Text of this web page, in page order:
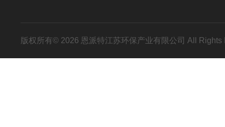
版权所有© 2026 恩派特江苏环保产业有限公司 All